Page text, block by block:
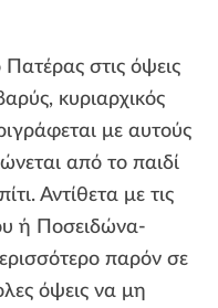
Πατέρας στις όψεις
κυριαρχικός
με αυτούς
από το παιδί
Αντίθετα με τις
ή Ποσειδώνα-
παρόν σε
όψεις να μη